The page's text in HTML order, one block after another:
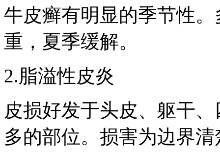
牛皮癣有明显的季节性
重，夏季缓解。
2.脂溢性皮炎
皮损好发于头皮、躯干
多的部位。损害为边界